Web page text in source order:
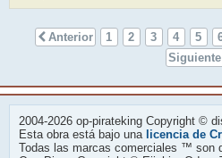
Anterior 1 2 3 4 5
Siguiente
2004-2026 op-pirateking Copyright ©
Esta obra está bajo una licencia de
Todas las marcas comerciales ™ son